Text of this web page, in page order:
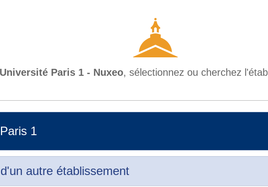
Université Paris 1 - Nuxeo, sélectionnez ou cherchez
1
autre établissement